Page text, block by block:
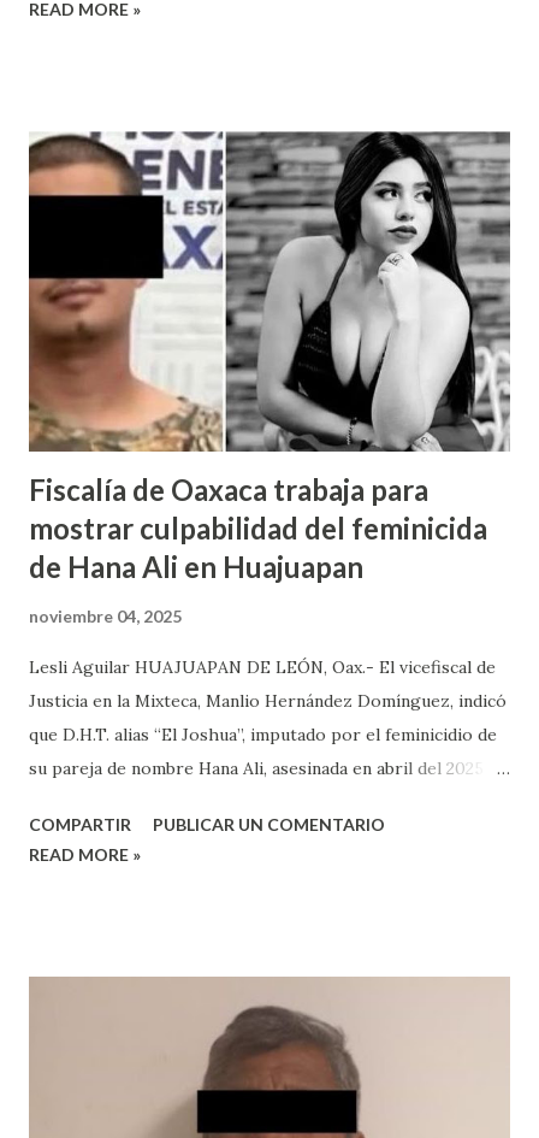
cubre su rostro, portando un farol que brilla en las
oscuridades, su luz guía a las almas que regresan a visitar a
sus seres queridos, e ilumina los corazones de quienes
están aquí. Hace muchos años los penitentes eran presos
que al pasar por las calles pedían una frutita para los
presos, las familias les ofrecían pan, fruta y comida, con
eso ayudaban a los que más lo necesitaban, con el tiempo la
READ MORE »
Fiscalía de Oaxaca trabaja para
mostrar culpabilidad del feminicida
de Hana Ali en Huajuapan
noviembre 04, 2025
Lesli Aguilar HUAJUAPAN DE LEÓN, Oax.- El vicefiscal de
Justicia en la Mixteca, Manlio Hernández Domínguez, indicó
que D.H.T. alias “El Joshua”, imputado por el feminicidio de
su pareja de nombre Hana Ali, asesinada en abril del 2025 en
comprobar su culpabilidad en el delito que se le imputa en
Ali, la exregidora juvenil de Huajuapan que fue asesinada el
24 de abril de 2025 en Huajuapan presuntamente por su
pareja sentimental. Dijo que “nosotros vamos acusar y
estamos buscando la pena máxima por el delito femicidio, y
COMPARTIR
PUBLICAR UN COMENTARIO
READ MORE »